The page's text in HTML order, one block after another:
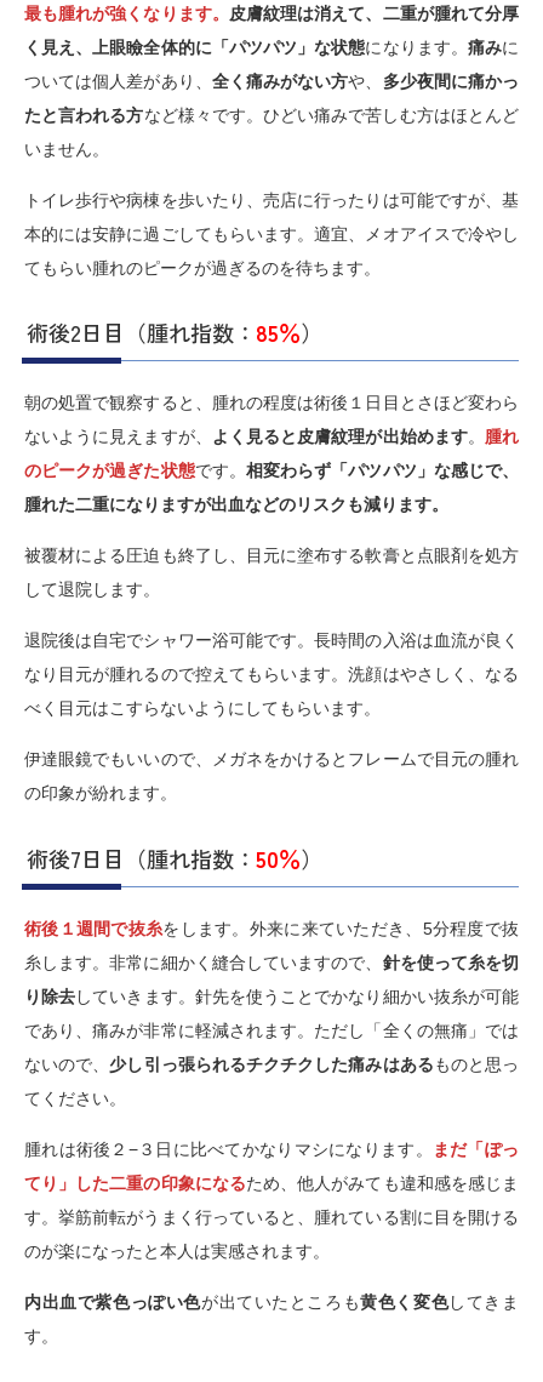
最も腫れが強くなります。
皮膚紋理は消えて、二重が腫れて分厚
く見え、上眼瞼全体的に「パツパツ」な状態になります。 痛みに
ついては個人差があり、 全く痛みがない方や、 多少夜間に痛かっ
たと言われる方など様々です。ひどい痛みで苦しむ方はほとんど
いません。
トイレ歩行や病棟を歩いたり、売店に行ったりは可能ですが、基
本的には安静に過ごしてもらいます。適宜、メオアイスで冷やし
てもらい腫れのピークが過ぎるのを待ちます。
術後2日目（腫れ指数： 85％）
朝の処置で観察すると、腫れの程度は術後１日目とさほど変わら
ないように見えますが、 よく見ると皮膚紋理が出始めます。 腫れ
のピークが過ぎた状態です。 相変わらず「パツパツ」な感じで、
腫れた二重になりますが出血などのリスクも減ります。
被覆材による圧迫も終了し、目元に塗布する軟膏と点眼剤を処方
して退院します。
退院後は自宅でシャワー浴可能です。長時間の入浴は血流が良く
なり目元が腫れるので控えてもらいます。洗顔はやさしく、なる
べく目元はこすらないようにしてもらいます。
伊達眼鏡でもいいので、メガネをかけるとフレームで目元の腫れ
の印象が紛れます。
術後7日目（腫れ指数： 50％）
術後１週間で抜糸をします。外来に来ていただき、5分程度で抜
糸します。非常に細かく縫合していますので、 針を使って糸を切
り除去していきます。針先を使うことでかなり細かい抜糸が可能
であり、痛みが非常に軽減されます。ただし「全くの無痛」では
ないので、 少し引っ張られるチクチクした痛みはあるものと思っ
てください。
腫れは術後２−３日に比べてかなりマシになります。
まだ「ぽっ
てり」した二重の印象になるため、他人がみても違和感を感じま
す。挙筋前転がうまく行っていると、腫れている割に目を開ける
のが楽になったと本人は実感されます。
内出血で紫色っぽい色が出ていたところも黄色く変色してきま
す。